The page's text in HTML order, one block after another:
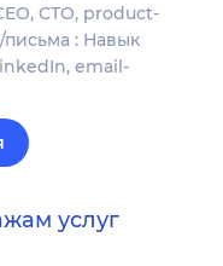
CTO, product-
: Навык
email-
услуг